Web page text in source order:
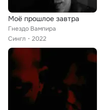
Моё прошлое завтра
Гнездо Вампира
Сингл
2022